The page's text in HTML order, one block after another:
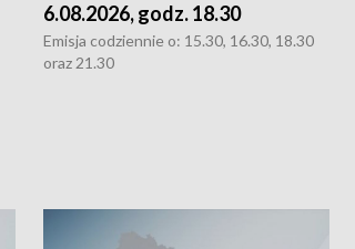
6.08.2026, godz. 18.30
Emisja codziennie o: 15.30, 16.30, 18.30
oraz 21.30